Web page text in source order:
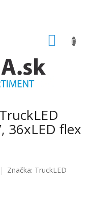
36xLED flex
Značka: TruckLED